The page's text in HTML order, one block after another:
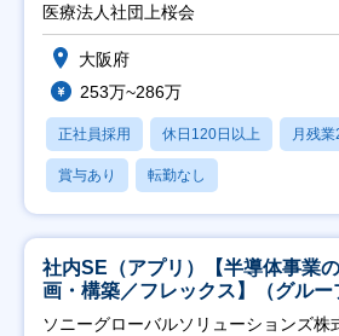
医療法人社団上桜会
大阪府
253万~286万
正社員採用 休日120日以上 月残
賞与あり 転勤なし
社内SE（アプリ）【半導体事業
画・構築／フレックス】（グルー
ソニーグローバルソリューションズ株